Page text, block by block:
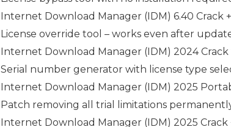
Internet Download Manager (IDM) 6.40 Crack
License override tool – works even after
Internet Download Manager (IDM) 2024
Serial number generator with license type
Internet Download Manager (IDM) 2025
Patch removing all trial limitations
Internet Download Manager (IDM) 2025